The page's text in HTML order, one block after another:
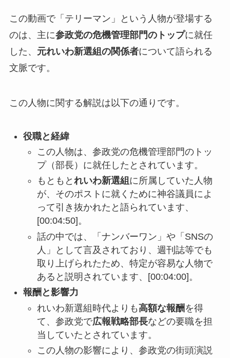
この動画で「テリーマン」という人物が登場する
のは、主に参政党の危機管理部門のトップに就任
した、 元れいわ新選組の関係者について語られる
文脈です。
この人物に関する解説は以下の通りです。
役職と経緯
この人物は、参政党の危機管理部門のトッ
プ（部長）に就任したとされています。
もともと れいわ新選組 に所属していた人物
が、そのポストに就くために神谷議員によ
って引き抜かれたと語られています、
[00:04:50]。
話の中では、「ナンバーワン」や「SNSの
人」として言及されており、週刊誌等でも
取り上げられたため、特定が容易な人物で
あると説明されています、[00:04:00]。
報酬と影響力
れいわ新選組時代よりも高額な報酬 を得
て、参政党で広報戦略部長などの要職を担
当していたとされています。
この人物の影響により、参政党の街頭演説